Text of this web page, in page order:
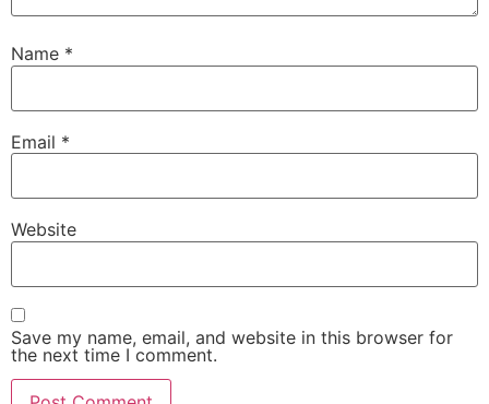
Name *
Email *
Website
Save my name, email, and website in this browser for
the next time I comment.